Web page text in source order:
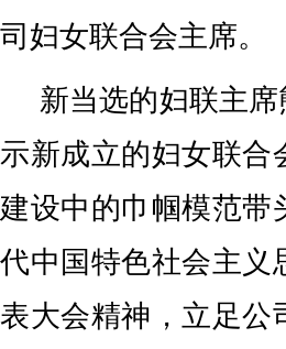
司妇女联合会主席。
新当选的妇联主
示新成立的妇女联合
建设中的巾帼模范带
代中国特色社会主义
表大会精神，立足公